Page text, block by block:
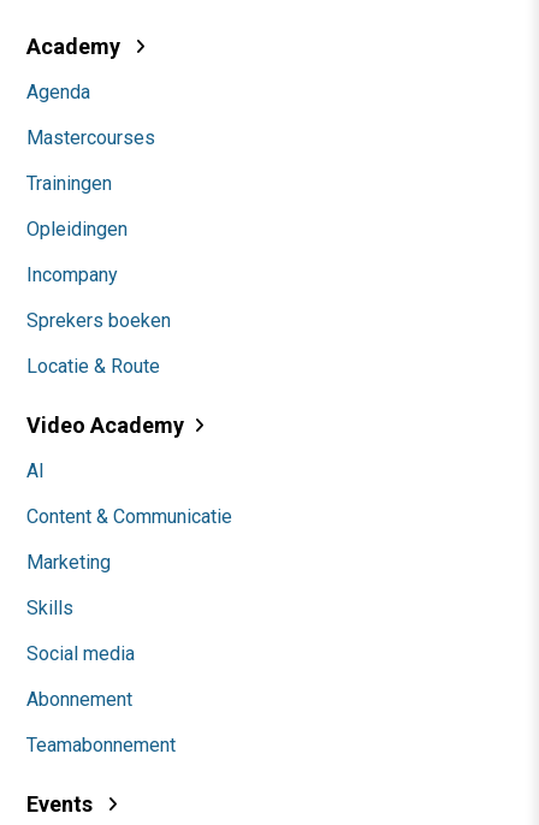
Academy
Agenda
Mastercourses
Trainingen
Opleidingen
Incompany
Sprekers boeken
Locatie & Route
Video Academy
AI
Content & Communicatie
Marketing
Skills
Social media
Abonnement
Teamabonnement
Events